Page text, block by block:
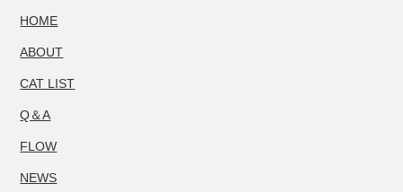
HOME
ABOUT
CAT LIST
Q＆A
FLOW
NEWS